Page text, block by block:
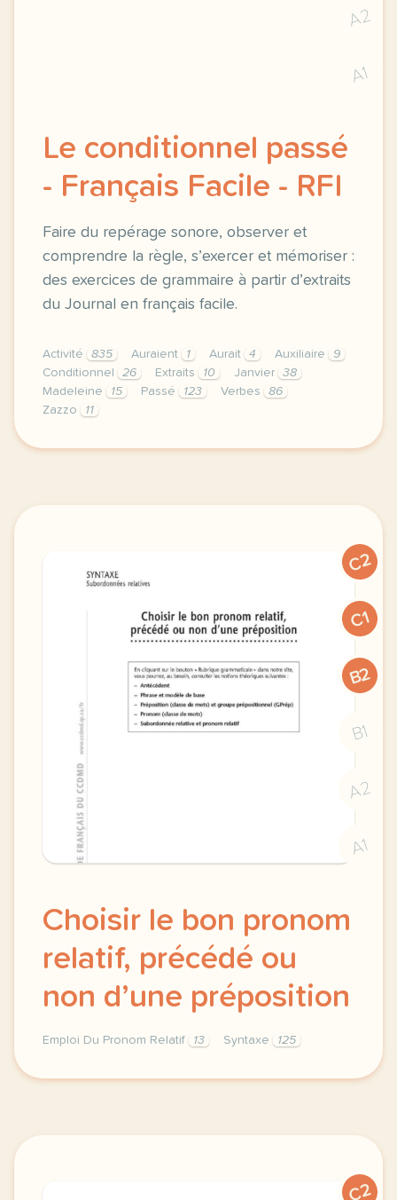
A2
A1
Le conditionnel passé
- Français Facile - RFI
Faire du repérage sonore, observer et
comprendre la règle, s’exercer et mémoriser :
des exercices de grammaire à partir d’extraits
du Journal en français facile.
Activité 835 Auraient 1 Aurait 4 Auxiliaire
9
Conditionnel
26 Extraits 10 Janvier
38
Madeleine
15 Passé 123 Verbes
86
Zazzo
11
exercice b2 le conditionnel passe faire du
C2
C1
B2
B1
A2
A1
Choisir le bon pronom
relatif, précédé ou
non d’une préposition
Emploi Du Pronom Relatif 13 Syntaxe 125
choisir le bon pronom relatif syntaxe precede ou
C2